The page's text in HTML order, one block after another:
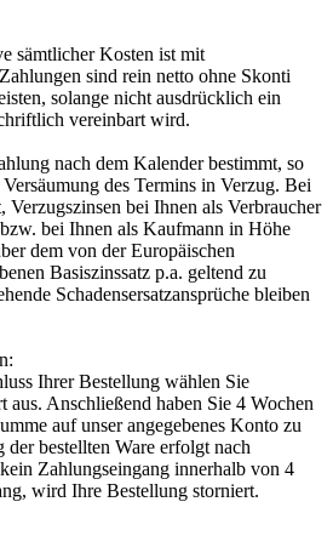
sämtlicher Kosten ist mit
sind rein netto ohne Skonti
solange nicht ausdrücklich ein
vereinbart wird.
nach dem Kalender bestimmt, so
des Termins in Verzug. Bei
bei Ihnen als Verbraucher
bei Ihnen als Kaufmann in Höhe
dem von der Europäischen
Basiszinssatz p.a. geltend zu
Schadensersatzansprüche bleiben
Ihrer Bestellung wählen Sie
aus. Anschließend haben Sie 4 Wochen
auf unser angegebenes Konto zu
bestellten Ware erfolgt nach
Zahlungseingang innerhalb von 4
wird Ihre Bestellung storniert.